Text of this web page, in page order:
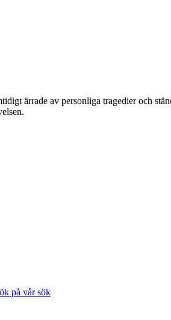
ärrade av personliga tragedier och